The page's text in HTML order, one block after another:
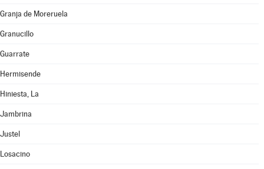
Granja de Moreruela
Granucillo
Guarrate
Hermisende
Hiniesta, La
Jambrina
Justel
Losacino